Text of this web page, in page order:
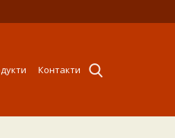
Контакти